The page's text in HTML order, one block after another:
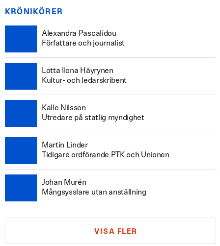
KRÖNIKÖRER
Alexandra Pascalidou
Författare och journalist
Lotta Ilona Häyrynen
Kultur- och ledarskribent
Kalle Nilsson
Utredare på statlig myndighet
Martin Linder
Tidigare ordförande PTK och Unionen
Johan Murén
Mångsysslare utan anställning
VISA FLER